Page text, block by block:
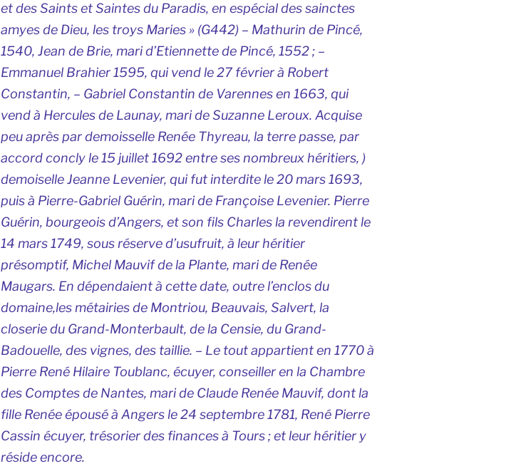
et des Saints et Saintes du Paradis, en espécial des sainctes
amyes de Dieu, les troys Maries » (G442) – Mathurin de Pincé,
1540, Jean de Brie, mari d’Etiennette de Pincé, 1552 ; –
Emmanuel Brahier 1595, qui vend le 27 février à Robert
Constantin, – Gabriel Constantin de Varennes en 1663, qui
vend à Hercules de Launay, mari de Suzanne Leroux. Acquise
peu après par demoisselle Renée Thyreau, la terre passe, par
accord concly le 15 juillet 1692 entre ses nombreux héritiers, )
demoiselle Jeanne Levenier, qui fut interdite le 20 mars 1693,
puis à Pierre-Gabriel Guérin, mari de Françoise Levenier. Pierre
Guérin, bourgeois d’Angers, et son fils Charles la revendirent le
14 mars 1749, sous réserve d’usufruit, à leur héritier
présomptif, Michel Mauvif de la Plante, mari de Renée
Maugars. En dépendaient à cette date, outre l’enclos du
domaine,les métairies de Montriou, Beauvais, Salvert, la
closerie du Grand-Monterbault, de la Censie, du Grand-
Badouelle, des vignes, des taillie. – Le tout appartient en 1770 à
Pierre René Hilaire Toublanc, écuyer, conseiller en la Chambre
des Comptes de Nantes, mari de Claude Renée Mauvif, dont la
fille Renée épousé à Angers le 24 septembre 1781, René Pierre
Cassin écuyer, trésorier des finances à Tours ; et leur héritier y
réside encore.